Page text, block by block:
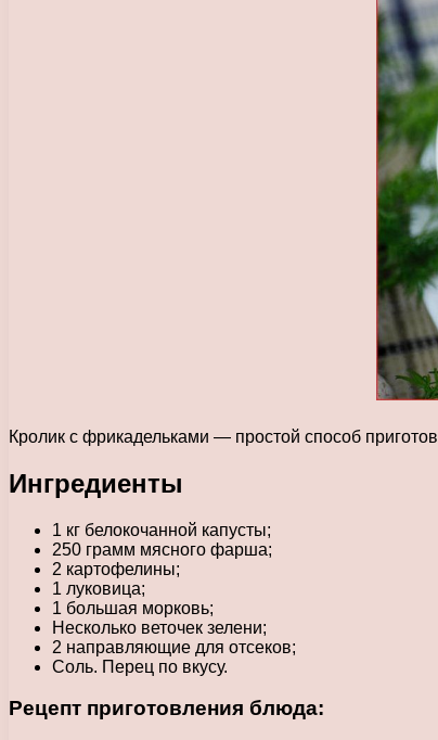
Кролик с фрикадельками — простой способ
Ингредиенты
1 кг белокочанной капусты;
250 грамм мясного фарша;
2 картофелины;
1 луковица;
1 большая морковь;
Несколько веточек зелени;
2 направляющие для отсеков;
Соль. Перец по вкусу.
Рецепт приготовления блюда: